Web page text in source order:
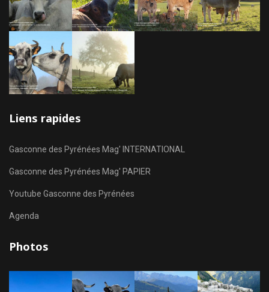
Liens rapides
Gasconne des Pyrénées Mag' INTERNATIONAL
Gasconne des Pyrénées Mag' PAPIER
Youtube Gasconne des Pyrénées
Agenda
Photos